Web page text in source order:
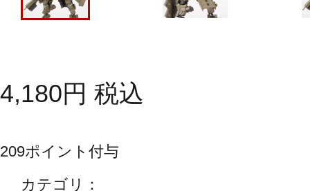
4,180円 税込
209ポイント付与
カテゴリ：